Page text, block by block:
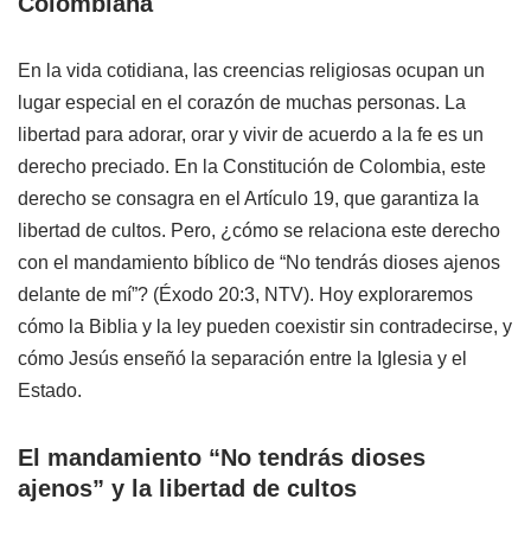
En la vida cotidiana, las creencias religiosas ocupan un
lugar especial en el corazón de muchas personas. La
libertad para adorar, orar y vivir de acuerdo a la fe es un
derecho preciado. En la Constitución de Colombia, este
derecho se consagra en el Artículo 19, que garantiza la
libertad de cultos. Pero, ¿cómo se relaciona este derecho
con el mandamiento bíblico de “No tendrás dioses ajenos
delante de mí”? (Éxodo 20:3, NTV). Hoy exploraremos
cómo la Biblia y la ley pueden coexistir sin contradecirse, y
cómo Jesús enseñó la separación entre la Iglesia y el
Estado.
El mandamiento “No tendrás dioses
ajenos” y la libertad de cultos